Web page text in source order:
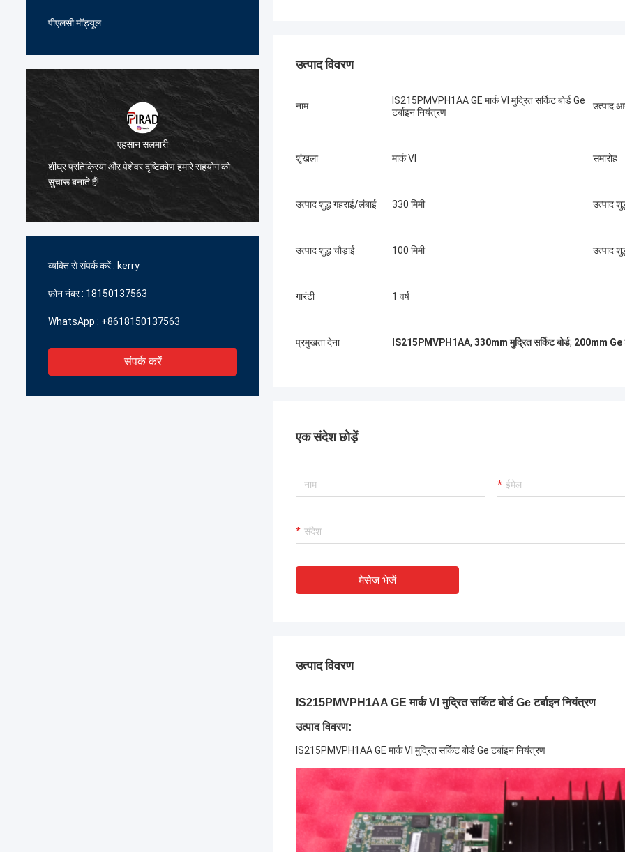
पीएलसी मॉड्यूल
एहसान सलमारी
शीघ्र प्रतिक्रिया और पेशेवर दृष्टिकोण हमारे सहयोग को
सुचारू बनाते हैं!
हमें उच्च गुणवत्ता वाले और किफायती उत्पाद उपलब्ध कराने
व्यक्ति से संपर्क करें : kerry
फ़ोन नंबर : 18150137563
WhatsApp : +8618150137563
संपर्क करें
उत्पाद विवरण
नाम
IS215PMVPH1AA GE मार्क VI मुद्रित सर्किट बोर्ड Ge
टर्बाइन नियंत्रण
उत्पाद
शृंखला मार्क VI समारोह
उत्पाद शुद्ध गहराई/लंबाई 330 मिमी उत्पाद
उत्पाद शुद्ध चौड़ाई 100 मिमी उत्पाद
गारंटी 1 वर्ष
प्रमुखता देना IS215PMVPH1AA, 330mm मुद्रित सर्किट बोर्ड, 200mm Ge
एक संदेश छोड़ें
मेसेज भेजें
उत्पाद विवरण
IS215PMVPH1AA GE मार्क VI मुद्रित सर्किट बोर्ड Ge टर्बाइन नियंत्रण
उत्पाद विवरण:
IS215PMVPH1AA GE मार्क VI मुद्रित सर्किट बोर्ड Ge टर्बाइन नियंत्रण